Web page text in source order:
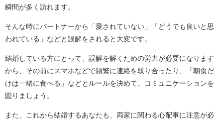
瞬間が多く訪れます。
そんな時にパートナーから「愛されていない」「どうでも良いと思
われている」などと誤解をされると大変です。
結婚している方にとって、誤解を解くための労力が必要になります
から、その前にスマホなどで頻繁に連絡を取り合ったり、「朝食だ
けは一緒に食べる」などとルールを決めて、コミュニケーションを
図りましょう。
また、これから結婚するあなたも、両家に関わる心配事に注意が必